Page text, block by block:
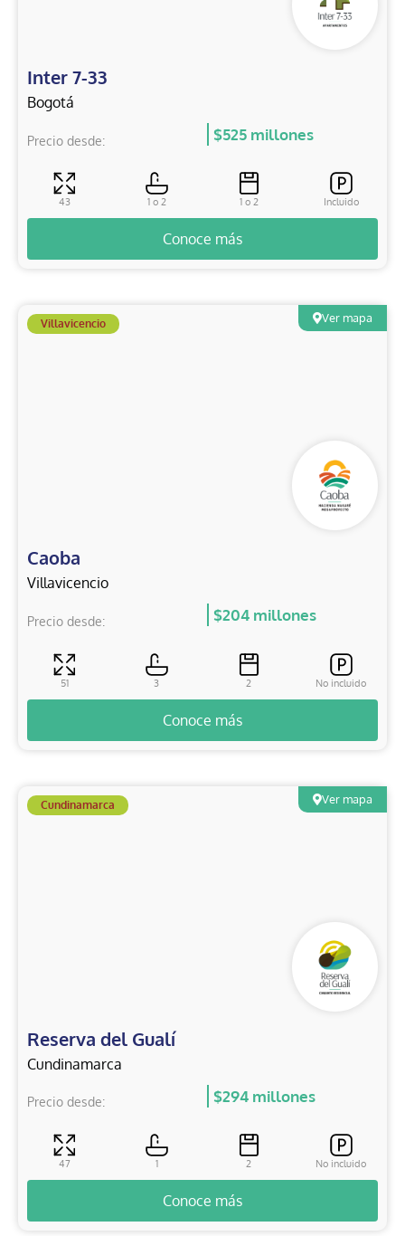
Inter 7-33
Bogotá
Precio desde: $525 millones
43 1 o 2 1 o 2 Incluido
Conoce más
Ver mapa
Villavicencio
Caoba
Villavicencio
Precio desde: $204 millones
51 3 2 No incluido
Conoce más
Ver mapa
Cundinamarca
Reserva del Gualí
Cundinamarca
Precio desde: $294 millones
47 1 2 No incluido
Conoce más